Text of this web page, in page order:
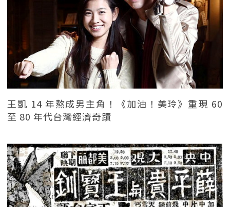
王凱 14 年熬成男主角！《加油！美玲》重現 60
至 80 年代台灣經濟奇蹟